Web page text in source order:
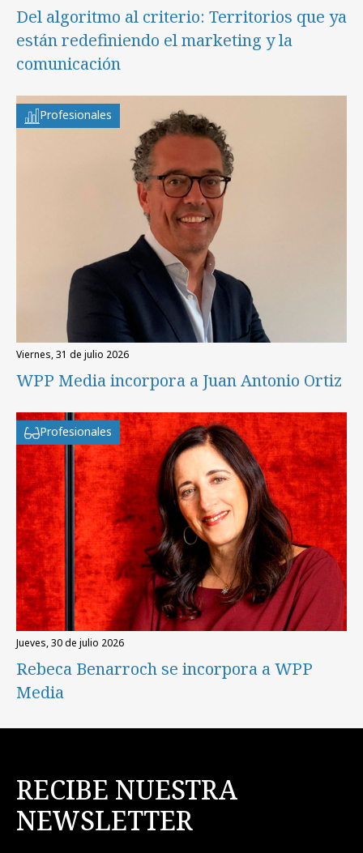
Del algoritmo al criterio: Territorios que ya
están redefiniendo el marketing y la
comunicación
Profesionales
viernes, 31 de julio 2026
WPP Media incorpora a Juan Antonio Ortiz
Profesionales
jueves, 30 de julio 2026
Rebeca Benarroch se incorpora a WPP
Media
RECIBE NUESTRA
NEWSLETTER